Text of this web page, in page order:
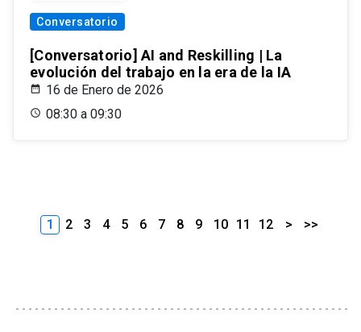
Conversatorio
[Conversatorio] AI and Reskilling | La
evolución del trabajo en la era de la IA
16 de Enero de 2026
08:30 a 09:30
1 2 3 4 5 6 7 8 9 10 11 12 > >>